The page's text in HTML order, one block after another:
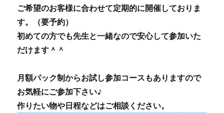
ご希望のお客様に合わせて定期的に開催しておりま
す。（要予約）
初めての方でも先生と一緒なので安心して参加いた
だけます＾＾
月額パック制からお試し参加コースもありますので
お気軽にご参加下さい♪
作りたい物や日程などはご相談ください。